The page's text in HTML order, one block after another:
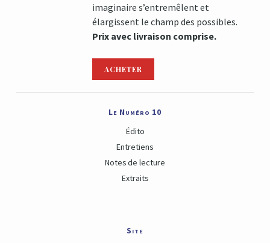
imaginaire s’entremêlent et
élargissent le champ des possibles.
Prix avec livraison comprise.
ACHETER
Le Numéro 10
Édito
Entretiens
Notes de lecture
Extraits
Site